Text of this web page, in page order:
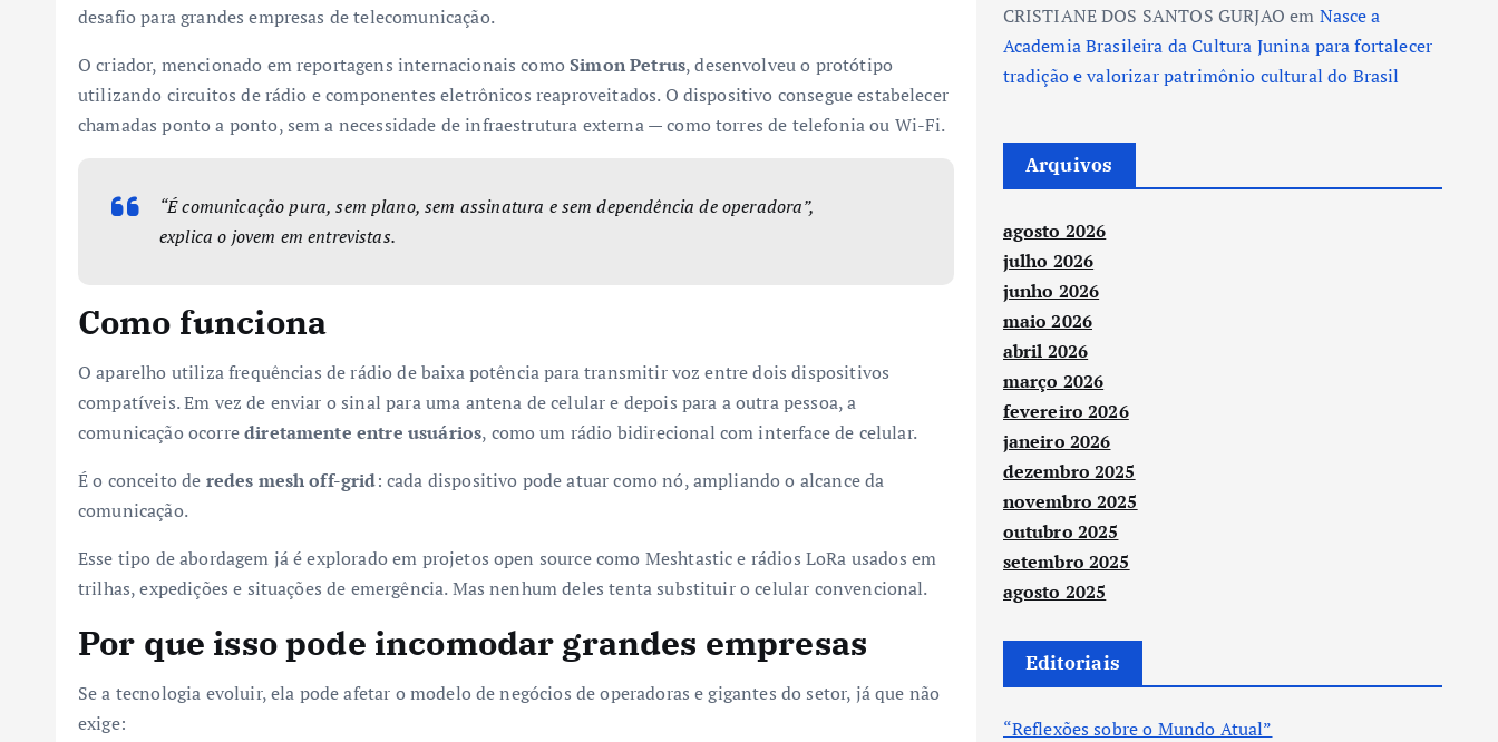
desafio para grandes empresas de telecomunicação.
O criador, mencionado em reportagens internacionais comoSimon Petrus, desenvolveu o protótipo
utilizando circuitos de rádio e componentes eletrônicos reaproveitados. O dispositivo consegue estabelecer
chamadas ponto a ponto, sem a necessidade de infraestrutura externa — como torres de telefonia ou Wi-Fi.
“É comunicação pura, sem plano, sem assinatura e sem dependência de operadora”,
explica o jovem em entrevistas.
Como funciona
O aparelho utiliza frequências de rádio de baixa potência para transmitir voz entre dois dispositivos
compatíveis. Em vez de enviar o sinal para uma antena de celular e depois para a outra pessoa, a
comunicação ocorrediretamente entre usuários, como um rádio bidirecional com interface de celular.
É o conceito de redes mesh off-grid: cada dispositivo pode atuar como nó, ampliando o alcance da
comunicação.
Esse tipo de abordagem já é explorado em projetos open source como Meshtastic e rádios LoRa usados em
trilhas, expedições e situações de emergência. Mas nenhum deles tenta substituir o celular convencional.
Por que isso pode incomodar grandes empresas
Se a tecnologia evoluir, ela pode afetar o modelo de negócios de operadoras e gigantes do setor, já que não
exige:
CRISTIANE DOS SANTOS GURJAO em Nasce a
Academia Brasileira da Cultura Junina para fortalecer
tradição e valorizar patrimônio cultural do Brasil
Arquivos
agosto 2026
julho 2026
junho 2026
maio 2026
abril 2026
março 2026
fevereiro 2026
janeiro 2026
dezembro 2025
novembro 2025
outubro 2025
setembro 2025
agosto 2025
Editoriais
“Reflexões sobre o Mundo Atual”